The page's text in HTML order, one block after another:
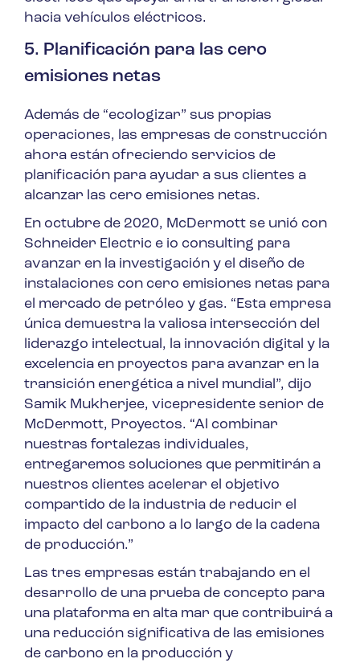
hacia vehículos eléctricos.
5. Planificación para las cero
emisiones netas
Además de “ecologizar” sus propias
operaciones, las empresas de construcción
ahora están ofreciendo servicios de
planificación para ayudar a sus clientes a
alcanzar las cero emisiones netas.
En octubre de 2020, McDermott se unió con
Schneider Electric e io consulting para
avanzar en la investigación y el diseño de
instalaciones con cero emisiones netas para
el mercado de petróleo y gas. “Esta empresa
única demuestra la valiosa intersección del
liderazgo intelectual, la innovación digital y la
excelencia en proyectos para avanzar en la
transición energética a nivel mundial”, dijo
Samik Mukherjee, vicepresidente senior de
McDermott, Proyectos. “Al combinar
nuestras fortalezas individuales,
entregaremos soluciones que permitirán a
nuestros clientes acelerar el objetivo
compartido de la industria de reducir el
impacto del carbono a lo largo de la cadena
de producción.”
Las tres empresas están trabajando en el
desarrollo de una prueba de concepto para
una plataforma en alta mar que contribuirá a
una reducción significativa de las emisiones
de carbono en la producción y